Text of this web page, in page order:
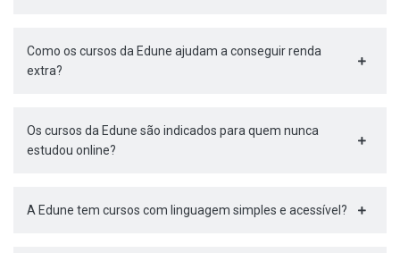
Como os cursos da Edune ajudam a conseguir renda
extra?
Os cursos da Edune são indicados para quem nunca
estudou online?
A Edune tem cursos com linguagem simples e acessível?